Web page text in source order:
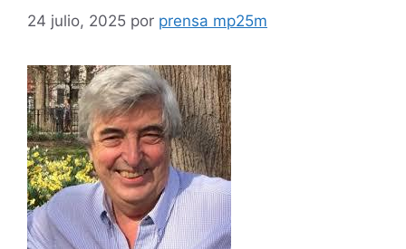
24 julio, 2025 por prensa mp25m